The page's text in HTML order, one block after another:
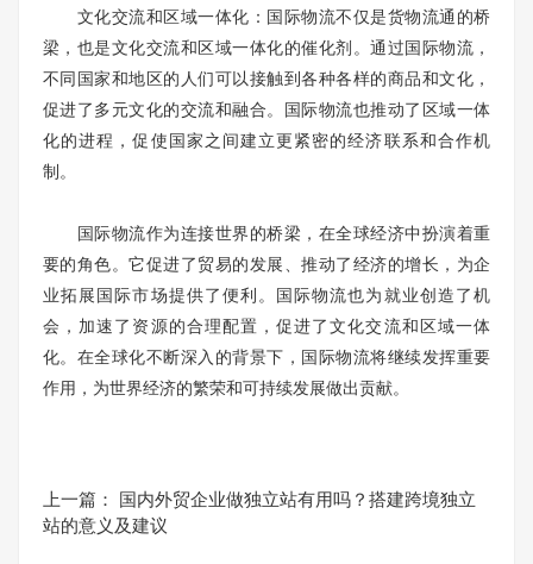
文化交流和区域一体化：国际物流不仅是货物流通的桥
梁，也是文化交流和区域一体化的催化剂。通过国际物流，
不同国家和地区的人们可以接触到各种各样的商品和文化，
促进了多元文化的交流和融合。国际物流也推动了区域一体
化的进程，促使国家之间建立更紧密的经济联系和合作机
制。
国际物流作为连接世界的桥梁，在全球经济中扮演着重
要的角色。它促进了贸易的发展、推动了经济的增长，为企
业拓展国际市场提供了便利。国际物流也为就业创造了机
会，加速了资源的合理配置，促进了文化交流和区域一体
化。在全球化不断深入的背景下，国际物流将继续发挥重要
作用，为世界经济的繁荣和可持续发展做出贡献。
上一篇：
国内外贸企业做独立站有用吗？搭建跨境独立
站的意义及建议